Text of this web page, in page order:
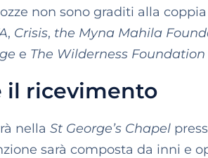
non sono graditi alla
, Crisis, the Myna Mahila
e The Wilderness Foundation
il ricevimento
nella St George’s Chapel
sarà composta da inni e